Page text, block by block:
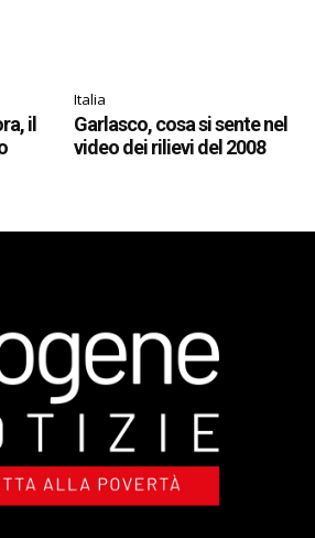
il
Italia
Garlasco, cosa si sente nel
video dei rilievi del 2008